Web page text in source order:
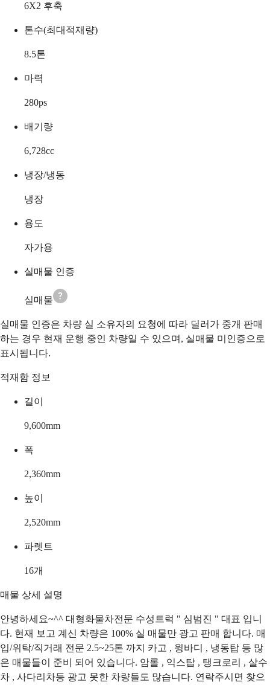
6X2 후축
톤수(최대적재량)
8.5톤
마력
280ps
배기량
6,728cc
냉장/냉동
냉장
용도
자가용
실매물 인증
실매물
실매물 인증은 차량 실 소유자의 요청에 따라 딜러가 중개 판매
하는 경우 현재 운행 중인 차량일 수 있으며, 실매물 미인증으로
표시됩니다.
적재함 정보
길이
9,600mm
폭
2,360mm
높이
2,520mm
파렛트
16개
매물 상세 설명
안녕하세요~^^ 대형화물차전문 수성트럭 " 심범진 " 대표 입니
다. 현재 보고 계신 차량은 100% 실 매물만 광고 판매 합니다. 매
입/위탁/직거래 전문 2.5~25톤 까지 카고 , 윙바디 , 냉동탑 등 많
은 매물들이 준비 되어 있습니다. 암롤 , 익스탑 , 탱크로리 , 살수
차 , 사다리차등 광고 못한 차량들도 많습니다. 연락주시면 찾으